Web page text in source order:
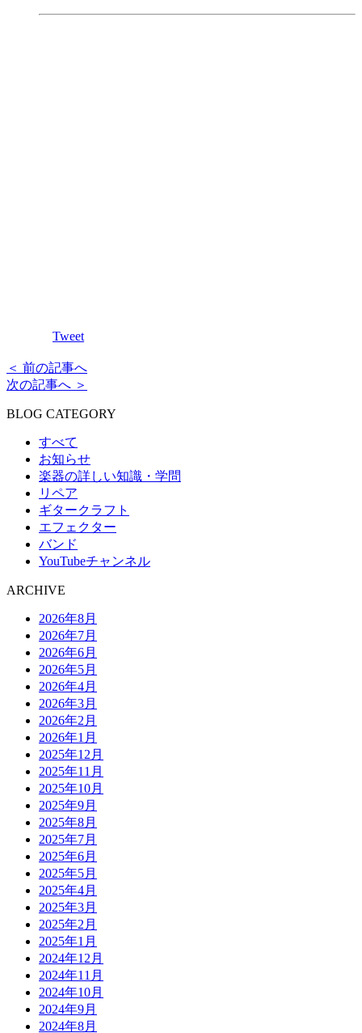
Tweet
＜ 前の記事へ
次の記事へ ＞
BLOG CATEGORY
すべて
お知らせ
楽器の詳しい知識・学問
リペア
ギタークラフト
エフェクター
バンド
YouTubeチャンネル
ARCHIVE
2026年8月
2026年7月
2026年6月
2026年5月
2026年4月
2026年3月
2026年2月
2026年1月
2025年12月
2025年11月
2025年10月
2025年9月
2025年8月
2025年7月
2025年6月
2025年5月
2025年4月
2025年3月
2025年2月
2025年1月
2024年12月
2024年11月
2024年10月
2024年9月
2024年8月